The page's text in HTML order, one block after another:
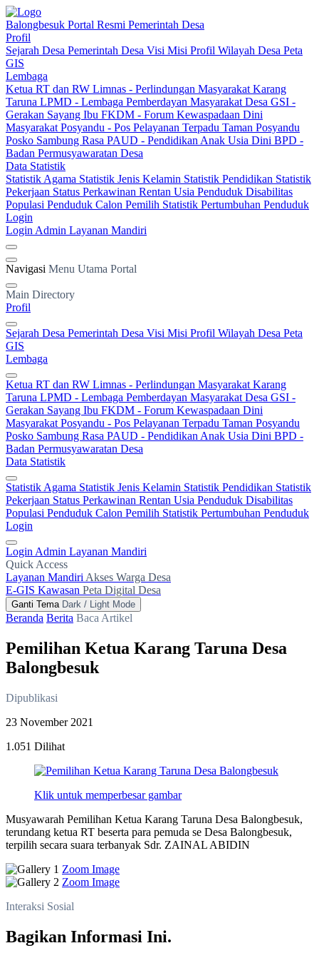
Balongbesuk Portal Resmi Pemerintah Desa
Profil
Sejarah Desa Pemerintah Desa Visi Misi Profil Wilayah Desa Peta
GIS
Lembaga
Ketua RT dan RW Limnas - Perlindungan Masyarakat Karang
Taruna LPMD - Lembaga Pemberdayan Masyarakat Desa GSI -
Gerakan Sayang Ibu FKDM - Forum Kewaspadaan Dini
Masyarakat Posyandu - Pos Pelayanan Terpadu Taman Posyandu
Posko Sambung Rasa PAUD - Pendidikan Anak Usia Dini BPD -
Badan Permusyawaratan Desa
Data Statistik
Statistik Agama Statistik Jenis Kelamin Statistik Pendidikan Statistik
Pekerjaan Status Perkawinan Rentan Usia Penduduk Disabilitas
Populasi Penduduk Calon Pemilih Statistik Pertumbuhan Penduduk
Login
Login Admin Layanan Mandiri
Navigasi Menu Utama Portal
Main Directory
Profil
Sejarah Desa Pemerintah Desa Visi Misi Profil Wilayah Desa Peta
GIS
Lembaga
Ketua RT dan RW Limnas - Perlindungan Masyarakat Karang
Taruna LPMD - Lembaga Pemberdayan Masyarakat Desa GSI -
Gerakan Sayang Ibu FKDM - Forum Kewaspadaan Dini
Masyarakat Posyandu - Pos Pelayanan Terpadu Taman Posyandu
Posko Sambung Rasa PAUD - Pendidikan Anak Usia Dini BPD -
Badan Permusyawaratan Desa
Data Statistik
Statistik Agama Statistik Jenis Kelamin Statistik Pendidikan Statistik
Pekerjaan Status Perkawinan Rentan Usia Penduduk Disabilitas
Populasi Penduduk Calon Pemilih Statistik Pertumbuhan Penduduk
Login
Login Admin Layanan Mandiri
Quick Access
Layanan Mandiri Akses Warga Desa
E-GIS Kawasan Peta Digital Desa
Ganti Tema Dark / Light Mode
Beranda Berita Baca Artikel
Pemilihan Ketua Karang Taruna Desa
Balongbesuk
Dipublikasi
23 November 2021
1.051 Dilihat
Klik untuk memperbesar gambar
Musyawarah Pemilihan Ketua Karang Taruna Desa Balongbesuk,
terundang ketua RT beserta para pemuda se Desa Balongbesuk,
terpilih secara suara terbanyak Sdr. ZAINAL ABIDIN
Zoom Image
Zoom Image
Interaksi Sosial
Bagikan Informasi Ini.